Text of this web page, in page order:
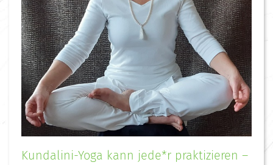
Kundalini-Yoga kann jede*r praktizieren –